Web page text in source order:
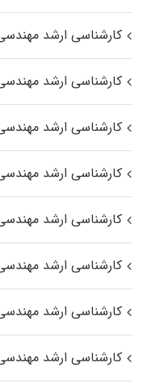
کارشناسی ارشد
کارشناسی ارشد
کارشناسی ارشد
کارشناسی ارشد
کارشناسی ارشد
کارشناسی ارشد
کارشناسی ارشد
کارشناسی ارشد